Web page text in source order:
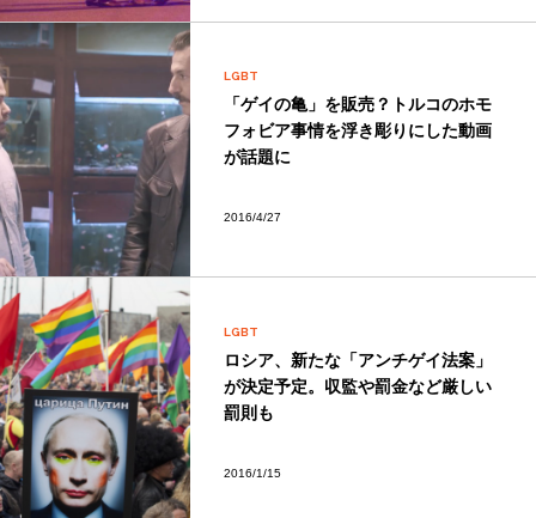
LGBT
「ゲイの亀」を販売？トルコのホモ
フォビア事情を浮き彫りにした動画
が話題に
2016/4/27
LGBT
ロシア、新たな「アンチゲイ法案」
が決定予定。収監や罰金など厳しい
罰則も
2016/1/15